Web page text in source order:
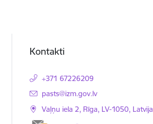
Kontakti
+371 67226209
E-pasts:
pasts@izm.gov.lv
Vaļņu iela 2, Rīga, LV-1050, Latvija